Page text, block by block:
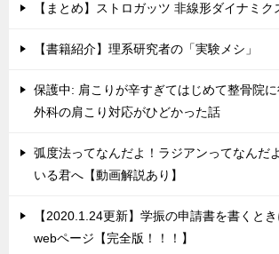
【まとめ】ストロガッツ 非線形ダイナミク
【書籍紹介】理系研究者の「実験メシ」
保護中: 肩こりが辛すぎてはじめて整骨院
外科の肩こり対応がひどかった話
弧度法ってなんだよ！ラジアンってなんだ
いる君へ【動画解説あり】
【2020.1.24更新】学振の申請書を書くと
webページ【完全版！！！】